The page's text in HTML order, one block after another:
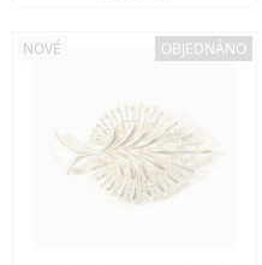
NOVÉ OBJEDNÁNO